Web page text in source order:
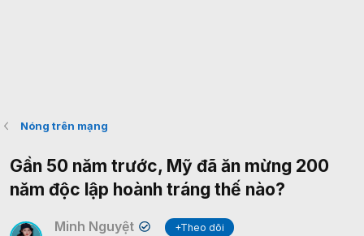
Nóng trên mạng
Gần 50 năm trước, Mỹ đã ăn mừng 200
năm độc lập hoành tráng thế nào?
Minh Nguyệt ✔
+Theo dõi